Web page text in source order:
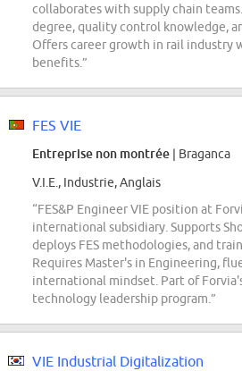
collaborates with supply chain
degree, quality control knowledge,
Offers career growth in rail industry
benefits.”
FES VIE
Entreprise non montrée | Braganca
V.I.E., Industrie, Anglais
“FES&P Engineer VIE position at
international subsidiary. Supports
deploys FES methodologies, and
Requires Master's in Engineering,
international mindset. Part of
technology leadership program.”
VIE Industrial Digitalization